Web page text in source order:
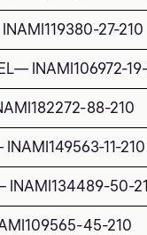
INAMI 119380-27-210
— INAMI 106972-
182272-88-210
INAMI 149563-11-210
INAMI 134489-50-
109565-45-210